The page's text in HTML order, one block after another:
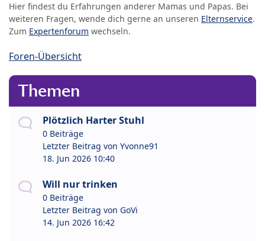
Hier findest du Erfahrungen anderer Mamas und Papas. Bei
weiteren Fragen, wende dich gerne an unseren Elternservice.
Zum Expertenforum wechseln.
Foren-Übersicht
Themen
Plötzlich Harter Stuhl
0 Beiträge
Letzter Beitrag von Yvonne91
18. Jun 2026 10:40
Will nur trinken
0 Beiträge
Letzter Beitrag von GoVi
14. Jun 2026 16:42